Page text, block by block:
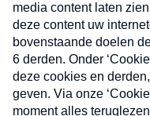
Nieuwsbrief
Neem hier een